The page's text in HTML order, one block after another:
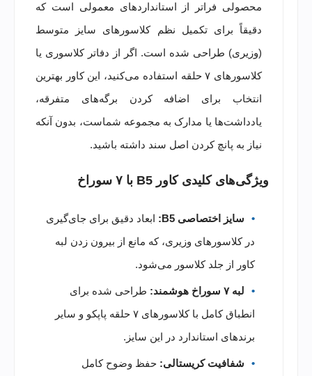
محصولی فراتر از استانداردهای معمولی است که
دقیقاً برای تکمیل نظم کلاسورهای سایز متوسط
(وزیری) طراحی شده است. اگر از دفاتر کلاسوری یا
کلاسورهای ۷ حلقه استفاده می‌کنید، این کاور بهترین
انتخاب برای اضافه کردن برگه‌های متفرقه،
یادداشت‌ها یا مدارک به مجموعه شماست، بدون آنکه
نیاز به پانچ کردن اصل سند داشته باشید.
ویژگی‌های کلیدی کاور B5 با ۷ سوراخ
سایز اختصاصی B5:
ابعاد دقیق برای جای‌گیری
در کلاسورهای وزیری، که مانع از بیرون زدن لبه
کاور از جلد کلاسور می‌شود.
لبه ۷ سوراخ هوشمند:
طراحی شده برای
انطباق کامل با کلاسورهای ۷ حلقه پاپکو و سایر
برندهای استاندارد در این سایز.
شفافیت کریستالی: حفظ وضوح کامل